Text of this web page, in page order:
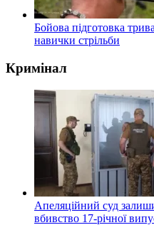
Бойова підготовка
навички стрільби
Кримінал
Апеляційний суд
вбивство 17-річної